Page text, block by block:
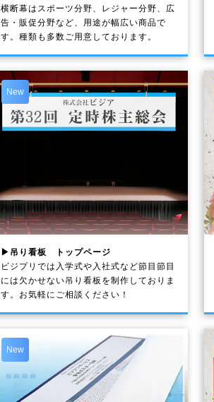
横断幕はスポーツ分野、レジャー分野、広
告・販促分野など、用途が幅広い商品で
す。種類も多数ご用意しております。
New
▶吊り看板 トップページ
ビジプリでは入学式や入社式など節目節目
には欠かせない吊り看板を制作しておりま
す。お気軽にご相談ください！
New